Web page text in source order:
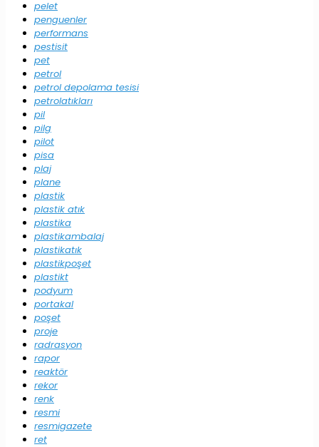
pelet
penguenler
performans
pestisit
pet
petrol
petrol depolama tesisi
petrolatıkları
pil
pilg
pilot
pisa
plaj
plane
plastik
plastik atık
plastika
plastikambalaj
plastikatık
plastikpoşet
plastikt
podyum
portakal
poşet
proje
radrasyon
rapor
reaktör
rekor
renk
resmi
resmigazete
ret